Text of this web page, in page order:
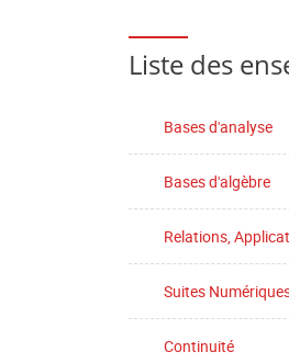
Liste des
Bases d'analyse
Bases d'algèbre
Relations,
Suites
Continuité